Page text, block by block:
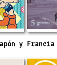
y Francia